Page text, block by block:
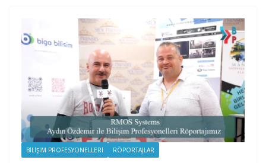
BILIŞIM PROFESYONELLERI RÖPORTAJLAR